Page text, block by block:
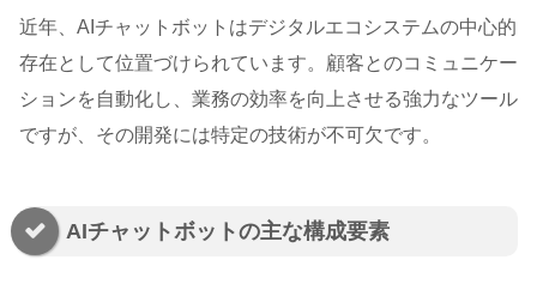
近年、AIチャットボットはデジタルエコシステムの中心的
存在として位置づけられています。顧客とのコミュニケー
ションを自動化し、業務の効率を向上させる強力なツール
ですが、その開発には特定の技術が不可欠です。
AIチャットボットの主な構成要素